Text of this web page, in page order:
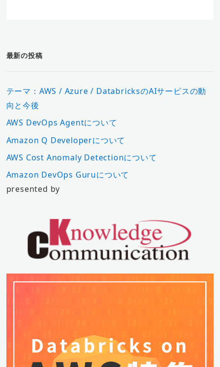
最新の投稿
テーマ：AWS / Azure / DatabricksのAIサービスの動
向と今後
AWS DevOps Agentについて
Amazon Q Developerについて
AWS Cost Anomaly Detectionについて
Amazon DevOps Guruについて
presented by